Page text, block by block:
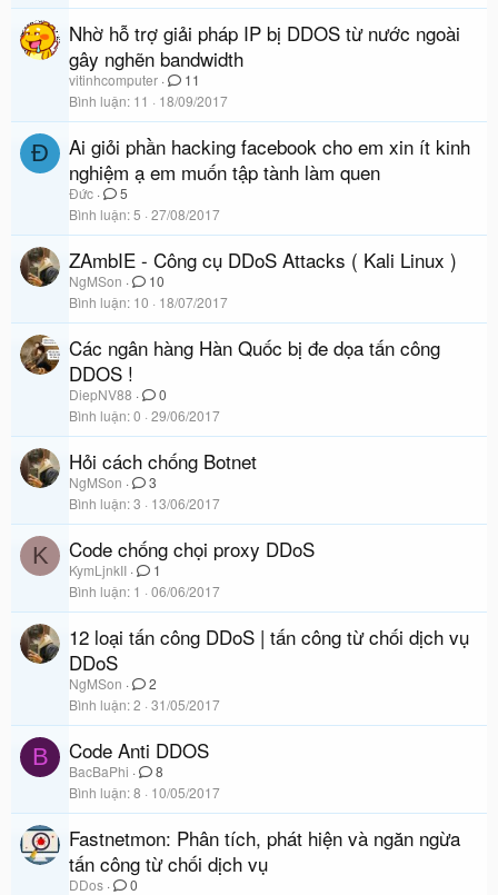
h
Nhờ hỗ trợ giải pháp IP bị DDOS từ nước ngoài
gây nghẽn bandwidth
vitinhcomputer
11
Bình luận 11 18/09/2017
Đ
Ai giỏi phần hacking facebook cho em xin ít kinh
nghiệm ạ em muốn tập tành làm quen
Đức
5
Bình luận 5 27/08/2017
ZAmbIE - Công cụ DDoS Attacks ( Kali Linux )
NgMSon
10
Bình luận 10 18/07/2017
Các ngân hàng Hàn Quốc bị đe dọa tấn công
DDOS !
DiepNV88
0
Bình luận 0 29/06/2017
Hỏi cách chống Botnet
NgMSon
3
Bình luận 3 13/06/2017
K Code chống chọi proxy DDoS
KymLjnkII
1
Bình luận 1 06/06/2017
12 loại tấn công DDoS | tấn công từ chối dịch vụ
DDoS
NgMSon
2
Bình luận 2 31/05/2017
B Code Anti DDOS
BacBaPhi
8
Bình luận 8 10/05/2017
Fastnetmon: Phân tích, phát hiện và ngăn ngừa
tấn công từ chối dịch vụ
DDos
0